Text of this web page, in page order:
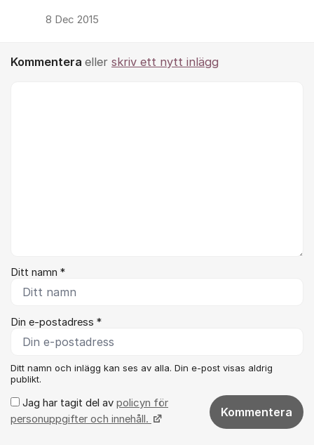
8 Dec 2015
Kommentera eller skriv ett nytt inlägg
Ditt namn *
Din e-postadress *
Ditt namn och inlägg kan ses av alla. Din e-post visas aldrig
publikt.
Jag har tagit del av policyn för
personuppgifter och innehåll.
Kommentera